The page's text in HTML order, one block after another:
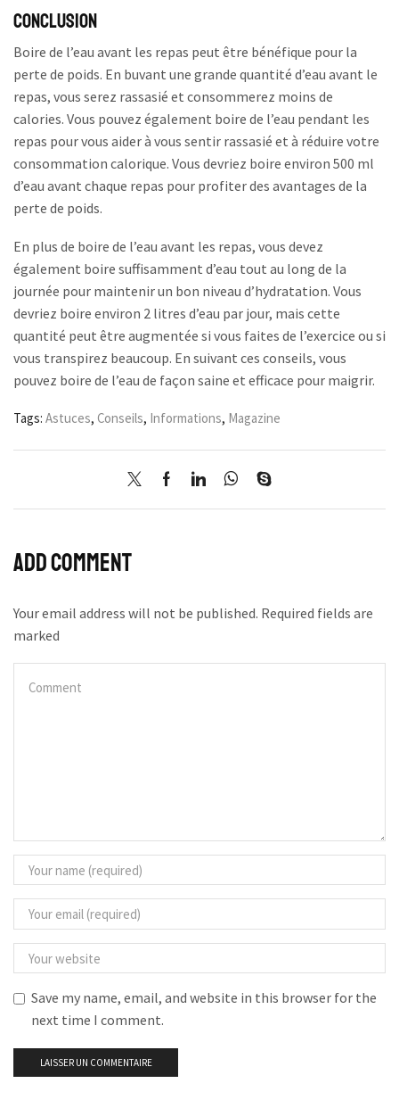
Conclusion
Boire de l’eau avant les repas peut être bénéfique pour la
perte de poids. En buvant une grande quantité d’eau avant le
repas, vous serez rassasié et consommerez moins de
calories. Vous pouvez également boire de l’eau pendant les
repas pour vous aider à vous sentir rassasié et à réduire votre
consommation calorique. Vous devriez boire environ 500 ml
d’eau avant chaque repas pour profiter des avantages de la
perte de poids.
En plus de boire de l’eau avant les repas, vous devez
également boire suffisamment d’eau tout au long de la
journée pour maintenir un bon niveau d’hydratation. Vous
devriez boire environ 2 litres d’eau par jour, mais cette
quantité peut être augmentée si vous faites de l’exercice ou si
vous transpirez beaucoup. En suivant ces conseils, vous
pouvez boire de l’eau de façon saine et efficace pour maigrir.
Tags: Astuces, Conseils, Informations, Magazine
Add comment
Your email address will not be published. Required fields are
marked
Save my name, email, and website in this browser for the
next time I comment.